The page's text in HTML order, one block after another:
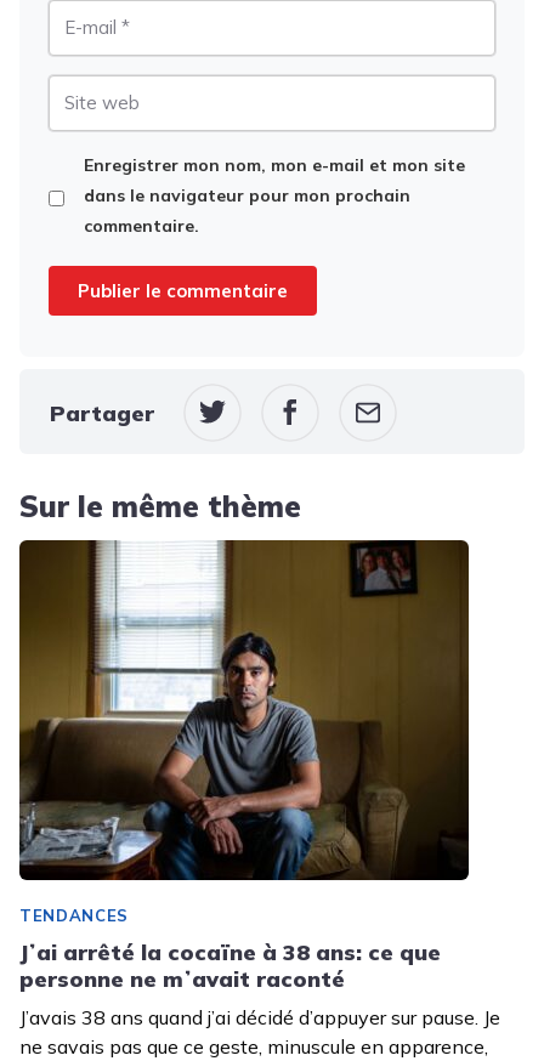
Enregistrer mon nom, mon e-mail et mon site
dans le navigateur pour mon prochain
commentaire.
Partager
Sur le même thème
TENDANCES
Jʼai arrêté la cocaïne à 38 ans: ce que
personne ne mʼavait raconté
J’avais 38 ans quand j’ai décidé d’appuyer sur pause. Je
ne savais pas que ce geste, minuscule en apparence,